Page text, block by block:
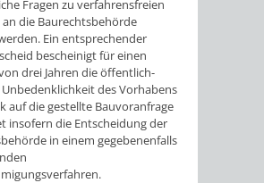
Fragen zu verfahrensfreien
die Baurechtsbehörde
Ein entsprechender
bescheinigt für einen
drei Jahren die öffentlich-
des Vorhabens
auf die gestellte Bauvoranfrage
insofern die Entscheidung der
in einem gegebenenfalls